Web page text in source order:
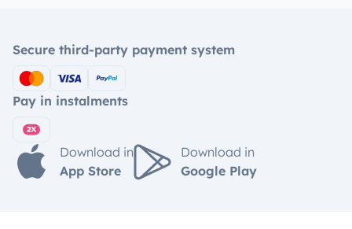
Secure third-party payment system
Pay in instalments
Download in
App Store
Download in
Google Play